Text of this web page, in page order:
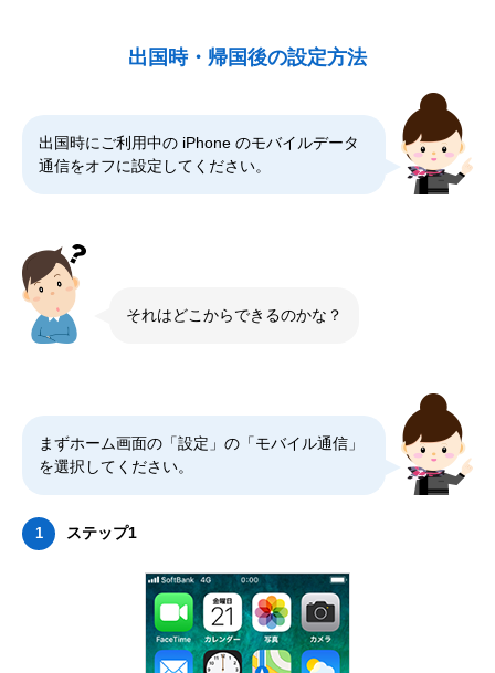
出国時・帰国後の設定方法
出国時にご利用中の iPhone のモバイルデータ
通信をオフに設定してください。
それはどこからできるのかな？
まずホーム画面の「設定」の「モバイル通信」
を選択してください。
1 ステップ1